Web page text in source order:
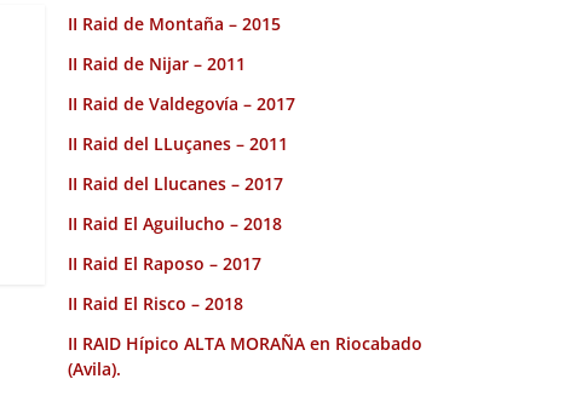
II Raid de Montaña – 2015
II Raid de Nijar – 2011
II Raid de Valdegovía – 2017
II Raid del LLuçanes – 2011
II Raid del Llucanes – 2017
II Raid El Aguilucho – 2018
II Raid El Raposo – 2017
II Raid El Risco – 2018
II RAID Hípico ALTA MORAÑA en Riocabado
(Avila).